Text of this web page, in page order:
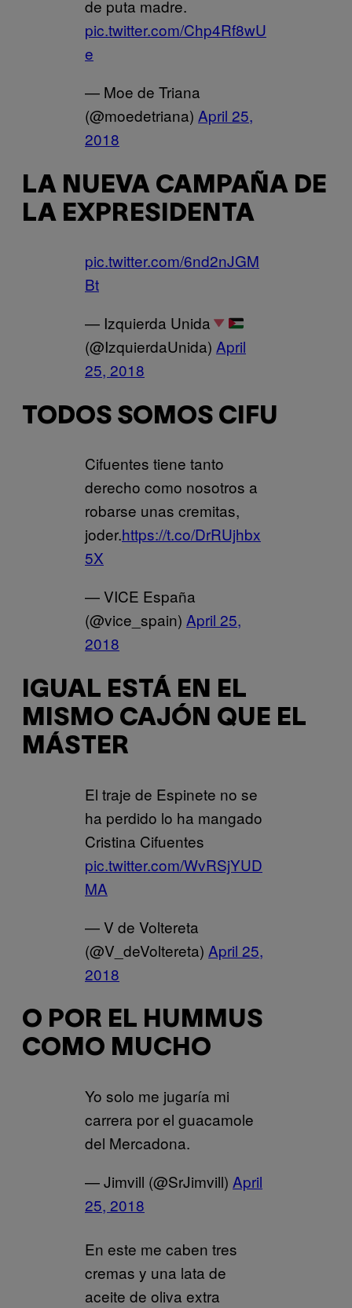
de puta madre.
pic.twitter.com/Chp4Rf8wU
e
— Moe de Triana
(@moedetriana) April 25,
2018
LA NUEVA CAMPAÑA DE
LA EXPRESIDENTA
pic.twitter.com/6nd2nJGM
Bt
— Izquierda Unida
(@IzquierdaUnida) April
25, 2018
TODOS SOMOS CIFU
Cifuentes tiene tanto
derecho como nosotros a
robarse unas cremitas,
joder.https://t.co/DrRUjhbx
5X
— VICE España
(@vice_spain) April 25,
2018
IGUAL ESTÁ EN EL
MISMO CAJÓN QUE EL
MÁSTER
El traje de Espinete no se
ha perdido lo ha mangado
Cristina Cifuentes
pic.twitter.com/WvRSjYUD
MA
— V de Voltereta
(@V_deVoltereta) April 25,
2018
O POR EL HUMMUS
COMO MUCHO
Yo solo me jugaría mi
carrera por el guacamole
del Mercadona.
— Jimvill (@SrJimvill) April
25, 2018
En este me caben tres
cremas y una lata de
aceite de oliva extra